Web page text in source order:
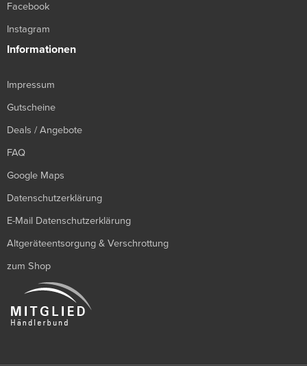
Facebook
Instagram
Informationen
Impressum
Gutscheine
Deals / Angebote
FAQ
Google Maps
Datenschutzerklärung
E-Mail Datenschutzerklärung
Altgeräteentsorgung & Verschrottung
zum Shop